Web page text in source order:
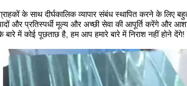
के साथ दीर्घकालिक व्यापार संबंध स्थापित करने के
और प्रतिस्पर्धी मूल्य और अच्छी सेवा की आपूर्ति करेंगे
में कोई पूछताछ है, हम आप हमारे बारे में निराश नहीं होने देंगे!